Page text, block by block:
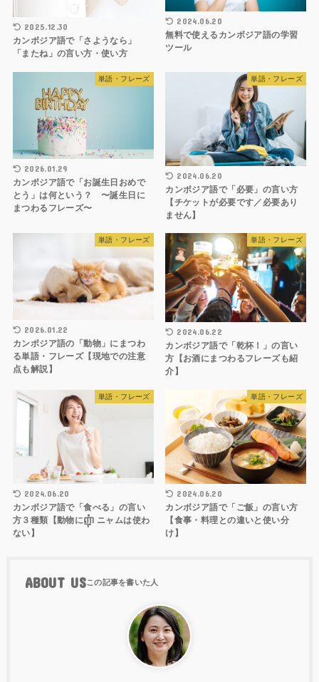
2025.12.30
カンボジア語で「さようなら」
「またね」の言い方・使い方
2024.06.20
無料で使えるカンボジア語の学習
ツール
単語・フレーズ
2026.01.29
カンボジア語で「お誕生日おめで
とう」は何という？ 〜誕生日に
まつわるフレーズ〜
単語・フレーズ
2024.06.20
カンボジア語で「必要」の言い方
【チケットが必要です／必要あり
ません】
単語・フレーズ
2026.01.22
カンボジア語の「動物」にまつわ
る単語・フレーズ【現地での注意
点も解説】
単語・フレーズ
2024.06.22
カンボジア語で「乾杯！」の言い
方【お酒にまつわるフレーズも紹
介】
単語・フレーズ
2024.06.20
カンボジア語で「食べる」の言い
方３種類【動物にញុំា ニャムは使わ
ない】
単語・フレーズ
2024.06.20
カンボジア語で「ご飯」の言い方
【食事・料理との違いと使い分
け】
ABOUT US